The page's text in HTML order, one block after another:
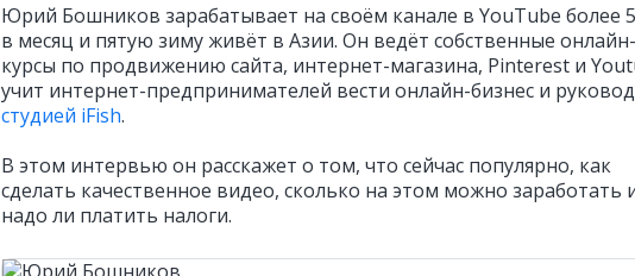
Юрий Бошников зарабатывает на своём канале в YouTube более
в месяц и пятую зиму живёт в Азии. Он ведёт собственные онлайн-
курсы по продвижению сайта, интернет-магазина, Pinterest и
учит интернет-предпринимателей вести онлайн-бизнес и
студией iFish.
В этом интервью он расскажет о том, что сейчас популярно, как
сделать качественное видео, сколько на этом можно заработать
надо ли платить налоги.